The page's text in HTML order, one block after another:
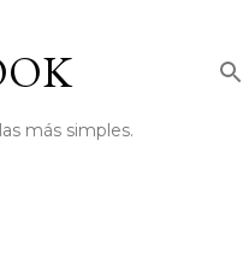
más simples.